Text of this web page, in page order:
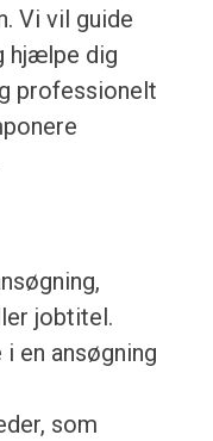
Vi vil guide
hjælpe dig
professionelt
jobtitel.
en ansøgning
som